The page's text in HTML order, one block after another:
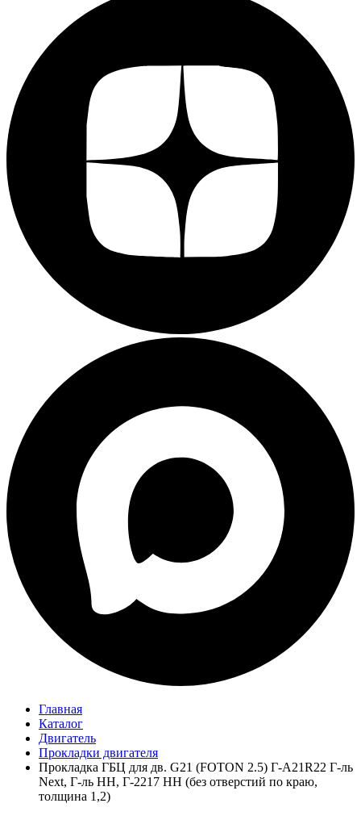
Главная
Каталог
Двигатель
Прокладки двигателя
Прокладка ГБЦ для дв. G21 (FOTON 2.5) Г-А21R22 Г-ль
Next, Г-ль НН, Г-2217 НН (без отверстий по краю,
толщина 1,2)